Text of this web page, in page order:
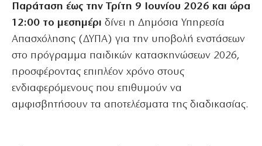
Παράταση έως την Τρίτη 9 Ιουνίου 2026 και ώρα
12:00 το μεσημέρι δίνει η Δημόσια Υπηρεσία
Απασχόλησης (ΔΥΠΑ) για την υποβολή ενστάσεων
στο πρόγραμμα παιδικών κατασκηνώσεων 2026,
προσφέροντας επιπλέον χρόνο στους
ενδιαφερόμενους που επιθυμούν να
αμφισβητήσουν τα αποτελέσματα της διαδικασίας.